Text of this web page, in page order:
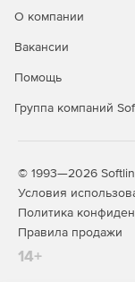
О компании
Вакансии
Помощь
Группа компаний
© 1993—2026
Условия
Политика
Правила продажи
14+